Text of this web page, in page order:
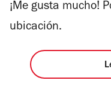
4
¡Me gusta mucho!
ubicación.